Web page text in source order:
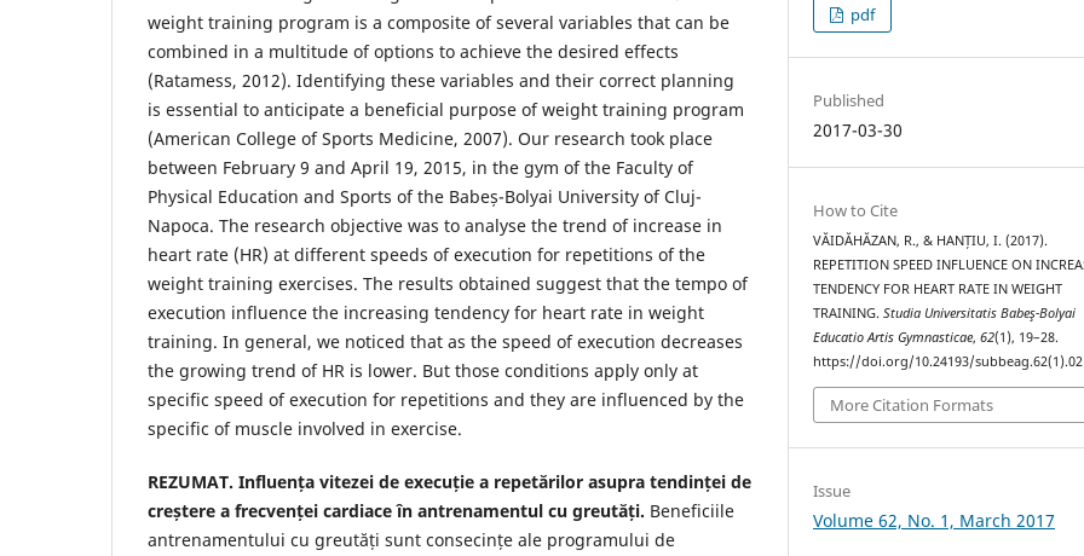
weight training program is a composite of several variables that can be
combined in a multitude of options to achieve the desired effects
(Ratamess, 2012). Identifying these variables and their correct planning
is essential to anticipate a beneficial purpose of weight training program
(American College of Sports Medicine, 2007). Our research took place
between February 9 and April 19, 2015, in the gym of the Faculty of
Physical Education and Sports of the Babeș-Bolyai University of Cluj-
Napoca. The research objective was to analyse the trend of increase in
heart rate (HR) at different speeds of execution for repetitions of the
weight training exercises. The results obtained suggest that the tempo of
execution influence the increasing tendency for heart rate in weight
training. In general, we noticed that as the speed of execution decreases
the growing trend of HR is lower. But those conditions apply only at
specific speed of execution for repetitions and they are influenced by the
specific of muscle involved in exercise.
REZUMAT. Influența vitezei de execuție a repetărilor asupra tendinței de
creștere a frecvenței cardiace în antrenamentul cu greutăți. Beneficiile
antrenamentului cu greutăți sunt consecințe ale programului de
pdf
Published
2017-03-30
How to Cite
VĂIDĂHĂZAN, R., & HANȚIU, I. (2017).
REPETITION SPEED INFLUENCE ON
TENDENCY FOR HEART RATE IN WEIGHT
TRAINING.Studia Universitatis Babeş-Bolyai
Educatio Artis Gymnasticae,62(1), 19–28.
https://doi.org/10.24193/subbeag.62(1).02
More Citation Formats
Issue
Volume 62, No. 1, March 2017